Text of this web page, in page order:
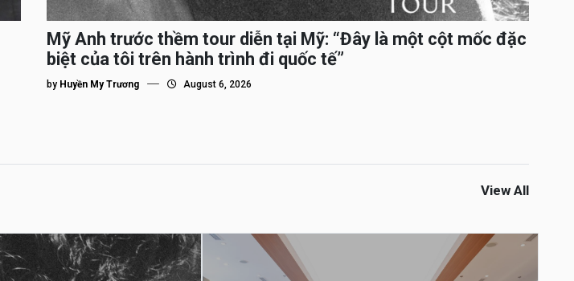
Mỹ Anh trước thềm tour diễn tại Mỹ: “Đây là một cột mốc đặc
biệt của tôi trên hành trình đi quốc tế”
by Huyền My Trương August 6, 2026
View All